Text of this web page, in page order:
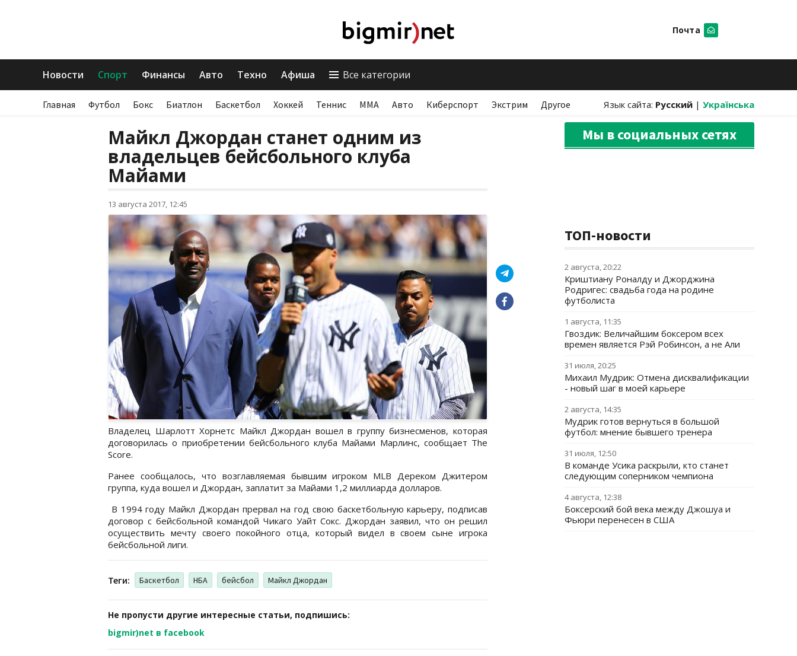
Почта
Новости Спорт Финансы Авто Техно Афиша Все категории
Главная Футбол Бокс Биатлон Баскетбол Хоккей Теннис ММА Авто Киберспорт Экстрим Другое Язык сайта: Русский | Українська
Майкл Джордан станет одним из
владельцев бейсбольного клуба
Майами
13 августа 2017, 12:45
Владелец Шарлотт Хорнетс Майкл Джордан вошел в группу бизнесменов, которая
договорилась о приобретении бейсбольного клуба Майами Марлинс, сообщает The
Score.
Ранее сообщалось, что возглавляемая бывшим игроком MLB Дереком Джитером
группа, куда вошел и Джордан, заплатит за Майами 1,2 миллиарда долларов.
В 1994 году Майкл Джордан прервал на год свою баскетбольную карьеру, подписав
договор с бейсбольной командой Чикаго Уайт Сокс. Джордан заявил, что он решил
осуществить мечту своего покойного отца, который видел в своем сыне игрока
бейсбольной лиги.
Теги: Баскетбол НБА бейсбол Майкл Джордан
Не пропусти другие интересные статьи, подпишись:
bigmir)net в facebook
Мы в социальных сетях
ТОП-новости
2 августа, 20:22
Криштиану Роналду и Джорджина
Родригес: свадьба года на родине
футболиста
1 августа, 11:35
Гвоздик: Величайшим боксером всех
времен является Рэй Робинсон, а не Али
31 июля, 20:25
Михаил Мудрик: Отмена дисквалификации
- новый шаг в моей карьере
2 августа, 14:35
Мудрик готов вернуться в большой
футбол: мнение бывшего тренера
31 июля, 12:50
В команде Усика раскрыли, кто станет
следующим соперником чемпиона
4 августа, 12:38
Боксерский бой века между Джошуа и
Фьюри перенесен в США